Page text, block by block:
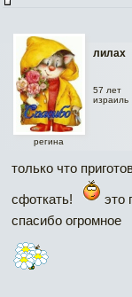
лилах
регина
57 лет
израиль
только что
сфоткать!
это
спасибо огромное